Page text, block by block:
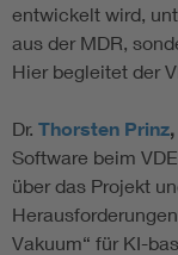
entwickelt wird,
aus der MDR,
Hier begleitet der
Dr. Thorsten Prinz,
Software beim
über das Projekt
Vakuum“ für KI-